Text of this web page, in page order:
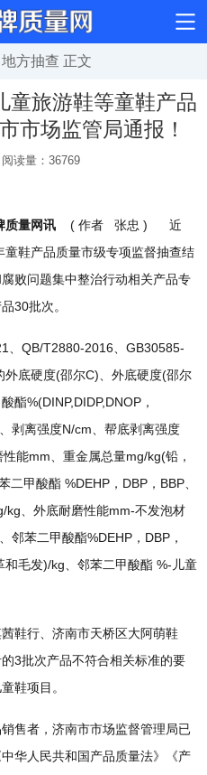
地方抽查 正文
童旅游鞋等童鞋产品
市场监管局通报！
阅读量： 36769
质量网讯
( 作者 张忠 ) 近
鞋产品质量市级专项监督抽查结
败问题集中整治行动相关产品专
30批次。
QB/T2880-2016、GB30585-
底硬度(邵尔C)、外底硬度(邵尔
酯%(DINP,DIDP,DNOP，
剥离强度N/cm、帮底剥离强度
能mm、重金属总量mg/kg(铅，
甲酸酯 %DEHP，DBP，BBP、
kg、外底耐磨性能mm-不发泡材
邻苯二甲酸酯%DEHP，DBP，
毛发)/kg、邻苯二甲酸酯 %-儿童
行、济南市天桥区大阿萌鞋
3批次产品不符合相关标准的要
鞋项目。
者，济南市市场监督管理局已
华人民共和国产品质量法》《产